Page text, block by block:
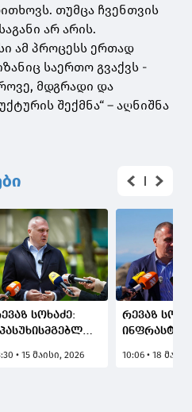
თუმცა ჩვენთვის
არ არის.
ამ პროცესს ერთად
საერთო გვაქვს -
მდგრადი და
შექმნა“ – აღნიშნა
სოხაძე:
• 15 მაისი, 2026
რევაზ
10:06 • 18